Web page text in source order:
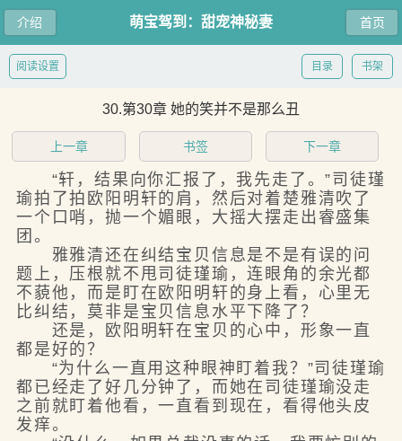
介绍 首页
萌宝驾到：甜宠神秘妻
书架
目录
阅读设置
30.第30章 她的笑并不是那么丑
上一章 书签 下一章
“轩，结果向你汇报了，我先走了。”司徒瑾
瑜拍了拍欧阳明轩的肩，然后对着楚雅清吹了
一个口哨，抛一个媚眼，大摇大摆走出睿盛集
团。
雅雅清还在纠结宝贝信息是不是有误的问
题上，压根就不甩司徒瑾瑜，连眼角的余光都
不藐他，而是盯在欧阳明轩的身上看，心里无
比纠结，莫非是宝贝信息水平下降了？
还是，欧阳明轩在宝贝的心中，形象一直
都是好的？
“为什么一直用这种眼神盯着我？”司徒瑾瑜
都已经走了好几分钟了，而她在司徒瑾瑜没走
之前就盯着他看，一直看到现在，看得他头皮
发痒。